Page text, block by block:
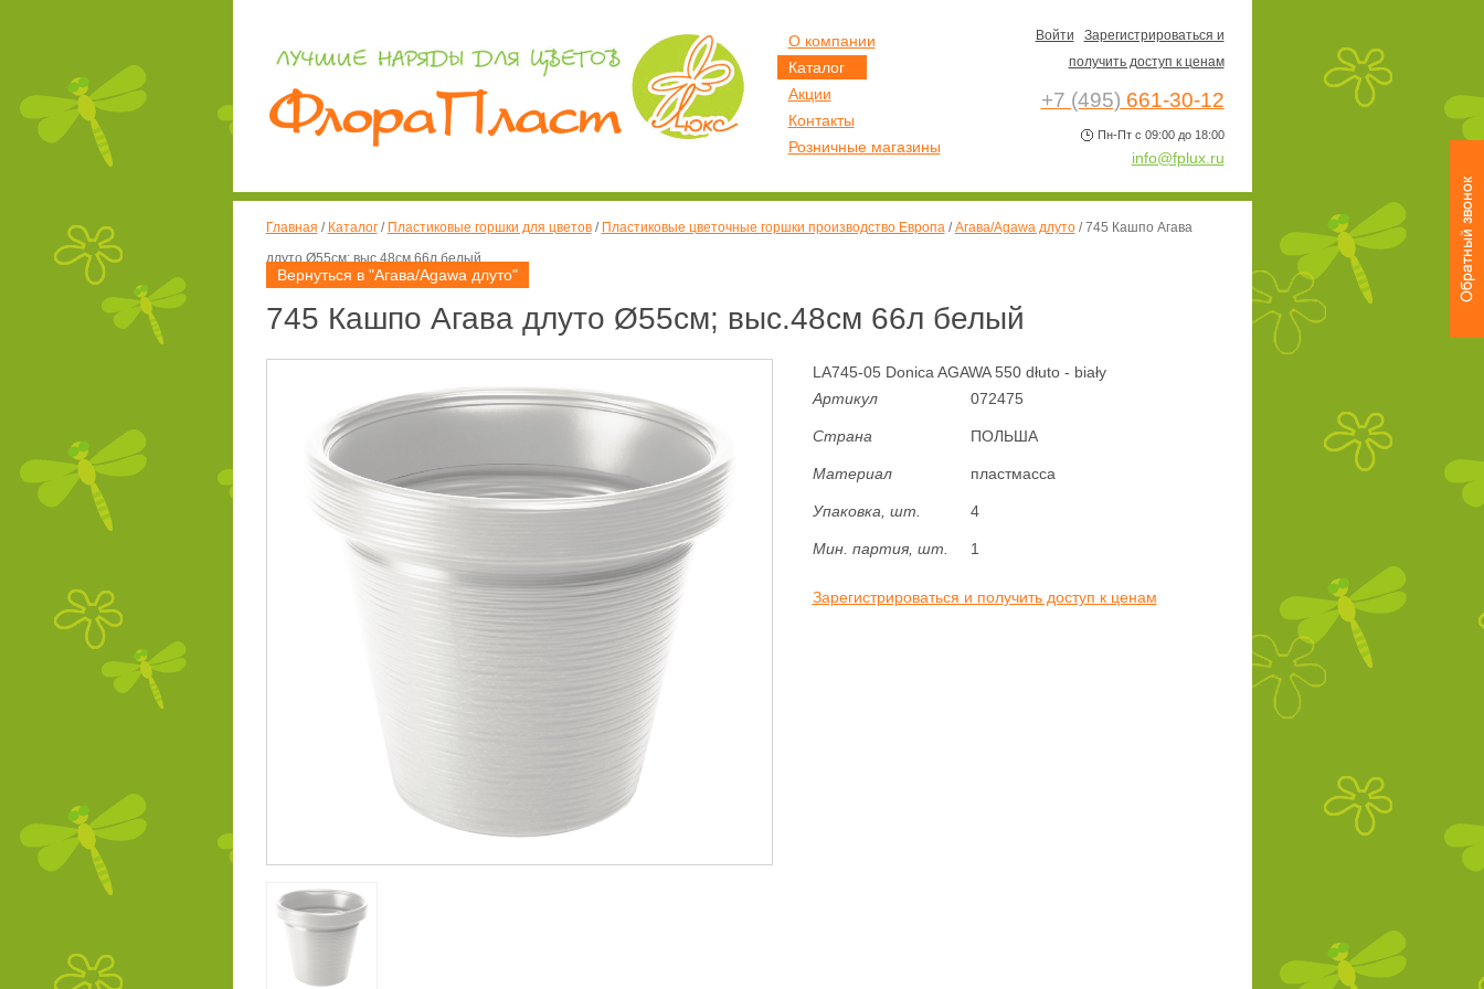
Главная / Каталог/ Пластиковые горшки для цветов/ Пластиковые цветочные горшки производство Европа/Агава/Agawa длуто/745 Кашпо Агава
длуто Ø55см; выс.48см 66л белый
Вернуться в "Агава/Agawa длуто"
745 Кашпо Агава длуто Ø55см; выс.48см 66л белый
LA745-05 Donica AGAWA 550 dłuto - biały
Артикул
072475
Страна ПОЛЬША
Материал пластмасса
Упаковка, шт. 4
Мин. партия, шт. 1
Зарегистрироваться и получить доступ к ценам
О компании
Каталог
Акции
Контакты
Розничные магазины
Войти
Зарегистрироваться и
получить доступ к ценам
+7 (495) 661-30-12
Пн-Пт с 09:00 до 18:00
info@fplux.ru